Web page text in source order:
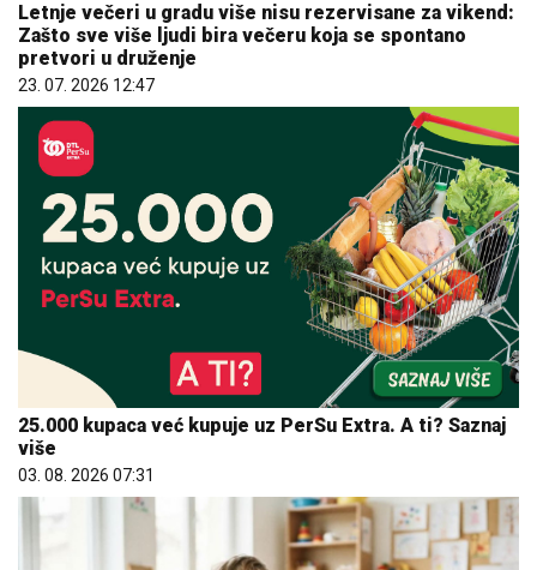
Letnje večeri u gradu više nisu rezervisane za vikend:
Zašto sve više ljudi bira večeru koja se spontano
pretvori u druženje
23. 07. 2026 12:47
25.000 kupaca već kupuje uz PerSu Extra. A ti? Saznaj
više
03. 08. 2026 07:31